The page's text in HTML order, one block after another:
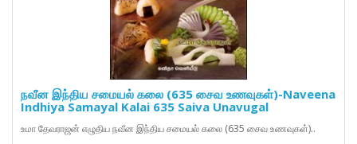
நவீன இந்திய சமையல் கலை (635 சைவ உணவுகள்)-Naveena
Indhiya Samayal Kalai 635 Saiva Unavugal
உமா தேவராஜன் எழுதிய நவீன இந்திய சமையல் கலை (635 சைவ உணவுகள்)..